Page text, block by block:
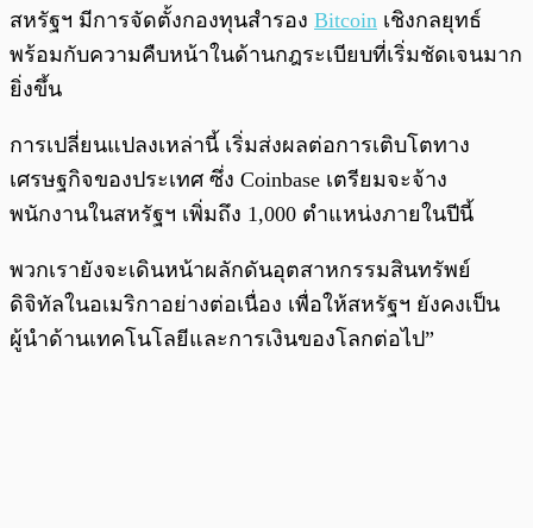
สหรัฐฯ มีการจัดตั้งกองทุนสำรอง Bitcoin เชิงกลยุทธ์
พร้อมกับความคืบหน้าในด้านกฎระเบียบที่เริ่มชัดเจนมาก
ยิ่งขึ้น
การเปลี่ยนแปลงเหล่านี้ เริ่มส่งผลต่อการเติบโตทาง
เศรษฐกิจของประเทศ ซึ่ง Coinbase เตรียมจะจ้าง
พนักงานในสหรัฐฯ เพิ่มถึง 1,000 ตำแหน่งภายในปีนี้
พวกเรายังจะเดินหน้าผลักดันอุตสาหกรรมสินทรัพย์
ดิจิทัลในอเมริกาอย่างต่อเนื่อง เพื่อให้สหรัฐฯ ยังคงเป็น
ผู้นำด้านเทคโนโลยีและการเงินของโลกต่อไป”